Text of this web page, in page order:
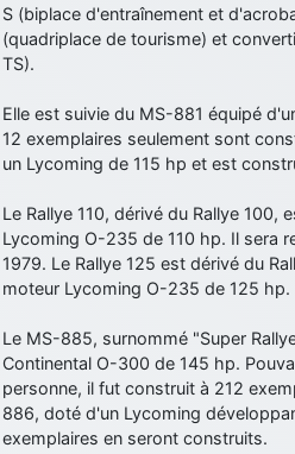
jericho: Merci D9pouces, à mon tour
et de bonnes fêtes de fin d'année.
d9pouces
d9pouces: mais tu peux tenter l'un
comme le Prytanée dans la Sarthe, ça
d9pouces: C'est plutôt après le
yaellerigolow : bonjour a tous je suis
passionnée par l'aviation militaire ,
le lycée pour s'orienter et pouvoir
mahmoud: bonsoir, très instructif ce
les photo des anciens appareils de
d9pouces: Ça me casse quand
jericho: Pour moi tout est à
S (biplace d'entraînement et
(quadriplace de tourisme) et
TS).
Elle est suivie du MS-881 équipé
12 exemplaires seulement sont
un Lycoming de 115 hp et est
Le Rallye 110, dérivé du Rallye 100,
Lycoming O-235 de 110 hp. Il sera
1979. Le Rallye 125 est dérivé du
moteur Lycoming O-235 de 125 hp.
Le MS-885, surnommé "Super
Continental O-300 de 145 hp.
personne, il fut construit à 212
886, doté d'un Lycoming
exemplaires en seront construits.